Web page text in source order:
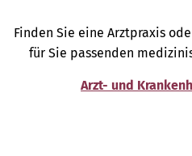
Finden Sie eine Arztpraxis
für Sie passenden
Arzt- und